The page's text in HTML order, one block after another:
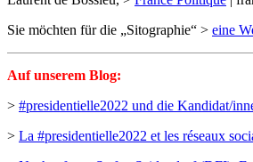
Sie möchten für die „Sitographie“ > eine
Auf unserem Blog:
> #presidentielle2022 und die Kandidat/
> La #presidentielle2022 et les réseaux